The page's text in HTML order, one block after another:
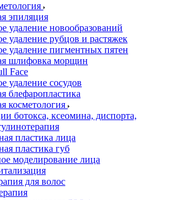
эпиляция
удаление новообразований
удаление рубцов и растяжек
удаление пигментных пятен
шлифовка морщин
Face
удаление сосудов
блефаропластика
косметология
ботокса, ксеомина, диспорта,
пластика лица
пластика губ
моделирование лица
для волос